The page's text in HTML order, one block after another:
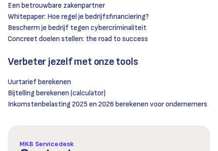
Een betrouwbare zakenpartner
Whitepaper: Hoe regel je bedrijfsfinanciering?
Bescherm je bedrijf tegen cybercriminaliteit
Concreet doelen stellen: the road to success
Verbeter jezelf met onze tools
Uurtarief berekenen
Bijtelling berekenen (calculator)
Inkomstenbelasting 2025 en 2026 berekenen voor ondernemers
MKB Servicedesk